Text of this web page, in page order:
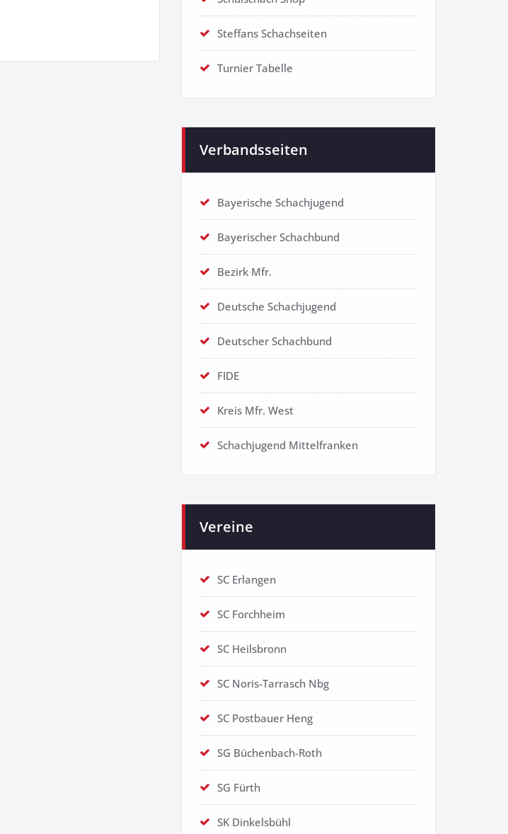
Steffans Schachseiten
Turnier Tabelle
Verbandsseiten
Bayerische Schachjugend
Bayerischer Schachbund
Bezirk Mfr.
Deutsche Schachjugend
Deutscher Schachbund
FIDE
Kreis Mfr. West
Schachjugend Mittelfranken
Vereine
SC Erlangen
SC Forchheim
SC Heilsbronn
SC Noris-Tarrasch Nbg
SC Postbauer Heng
SG Büchenbach-Roth
SG Fürth
SK Dinkelsbühl